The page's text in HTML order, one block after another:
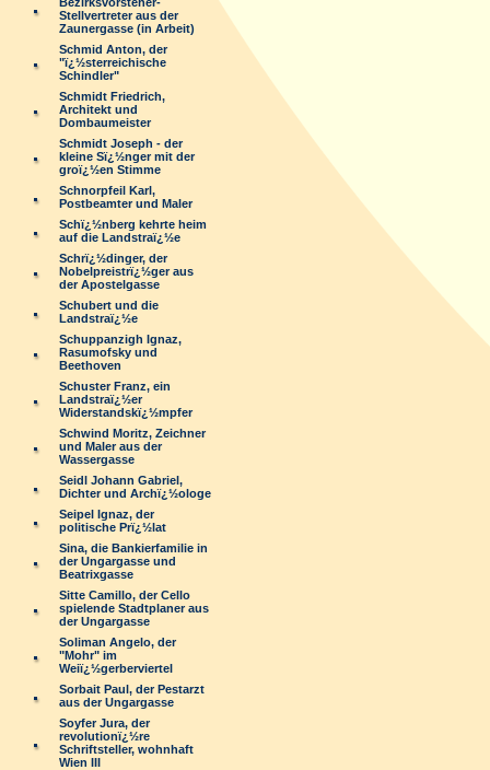
Stellvertreter aus der
Zaunergasse (in Arbeit)
Schmid Anton, der
"ï¿½sterreichische
Schindler"
Schmidt Friedrich,
Architekt und
Dombaumeister
Schmidt Joseph - der
kleine Sï¿½nger mit der
groï¿½en Stimme
Schnorpfeil Karl,
Postbeamter und Maler
Schï¿½nberg kehrte heim
auf die Landstraï¿½e
Schrï¿½dinger, der
Nobelpreistrï¿½ger aus
der Apostelgasse
Schubert und die
Landstraï¿½e
Schuppanzigh Ignaz,
Rasumofsky und
Beethoven
Schuster Franz, ein
Landstraï¿½er
Widerstandskï¿½mpfer
Schwind Moritz, Zeichner
und Maler aus der
Wassergasse
Seidl Johann Gabriel,
Dichter und Archï¿½ologe
Seipel Ignaz, der
politische Prï¿½lat
Sina, die Bankierfamilie in
der Ungargasse und
Beatrixgasse
Sitte Camillo, der Cello
spielende Stadtplaner aus
der Ungargasse
Soliman Angelo, der
"Mohr" im
Weiï¿½gerberviertel
Sorbait Paul, der Pestarzt
aus der Ungargasse
Soyfer Jura, der
revolutionï¿½re
Schriftsteller, wohnhaft
Wien III